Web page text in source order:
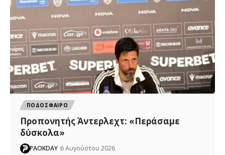
ΠΟΔΟΣΦΑΙΡΟ
Προπονητής Άντερλεχτ: «Περάσαμε
δύσκολα»
PAOKDAY 6 Αυγούστου 2026